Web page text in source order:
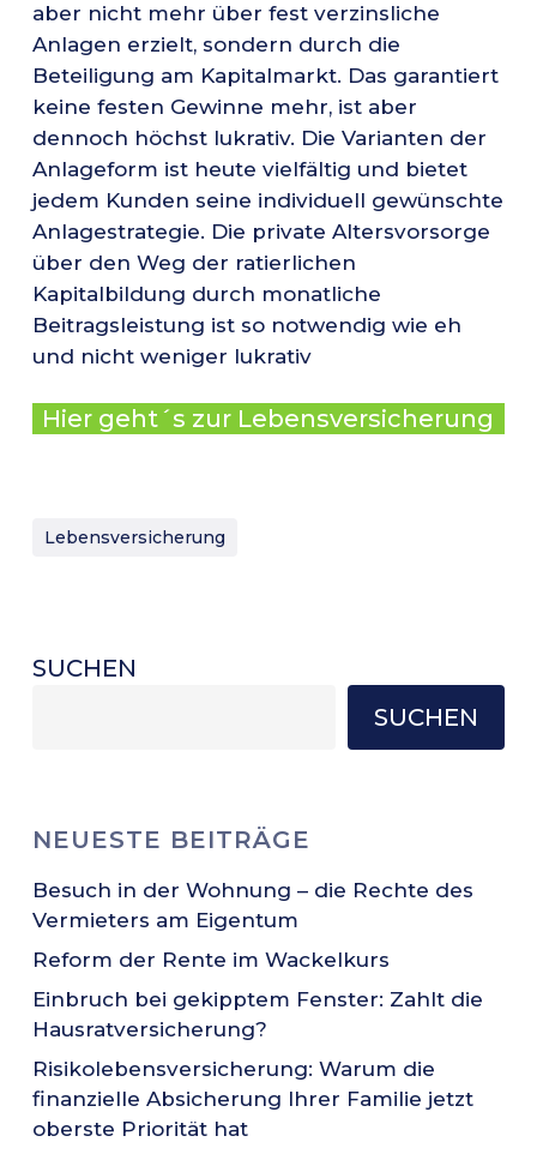
aber nicht mehr über fest verzinsliche
Anlagen erzielt, sondern durch die
Beteiligung am Kapitalmarkt. Das garantiert
keine festen Gewinne mehr, ist aber
dennoch höchst lukrativ. Die Varianten der
Anlageform ist heute vielfältig und bietet
jedem Kunden seine individuell gewünschte
Anlagestrategie. Die private Altersvorsorge
über den Weg der ratierlichen
Kapitalbildung durch monatliche
Beitragsleistung ist so notwendig wie eh
und nicht weniger lukrativ
Hier geht´s zur Lebensversicherung
Lebensversicherung
SUCHEN
SUCHEN
NEUESTE BEITRÄGE
Besuch in der Wohnung – die Rechte des
Vermieters am Eigentum
Reform der Rente im Wackelkurs
Einbruch bei gekipptem Fenster: Zahlt die
Hausratversicherung?
Risikolebensversicherung: Warum die
finanzielle Absicherung Ihrer Familie jetzt
oberste Priorität hat